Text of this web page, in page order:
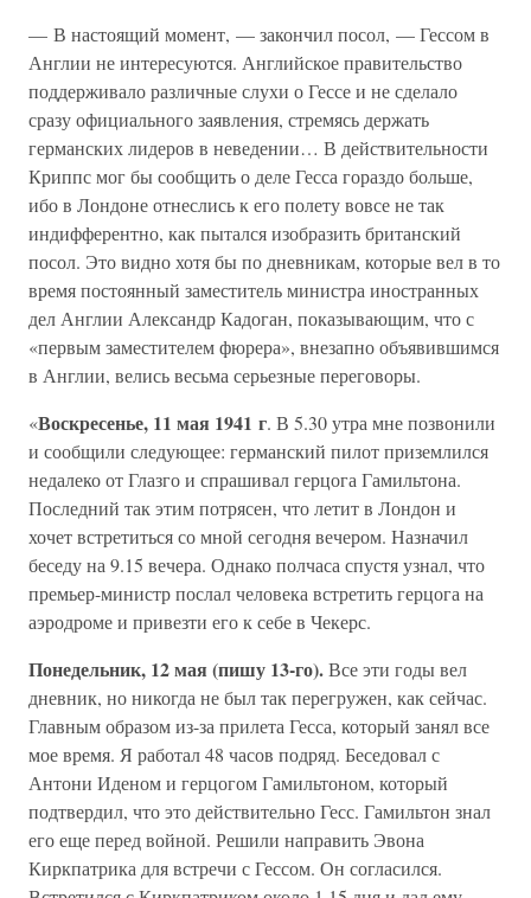
— В настоящий момент, — закончил посол, — Гессом в
Англии не интересуются. Английское правительство
поддерживало различные слухи о Гессе и не сделало
сразу официального заявления, стремясь держать
германских лидеров в неведении… В действительности
Криппс мог бы сообщить о деле Гесса гораздо больше,
ибо в Лондоне отнеслись к его полету вовсе не так
индифферентно, как пытался изобразить британский
посол. Это видно хотя бы по дневникам, которые вел в то
время постоянный заместитель министра иностранных
дел Англии Александр Кадоган, показывающим, что с
«первым заместителем фюрера», внезапно объявившимся
в Англии, велись весьма серьезные переговоры.
«Воскресенье, 11 мая 1941 г. В 5.30 утра мне позвонили
и сообщили следующее: германский пилот приземлился
недалеко от Глазго и спрашивал герцога Гамильтона.
Последний так этим потрясен, что летит в Лондон и
хочет встретиться со мной сегодня вечером. Назначил
беседу на 9.15 вечера. Однако полчаса спустя узнал, что
премьер-министр послал человека встретить герцога на
аэродроме и привезти его к себе в Чекерс.
Понедельник, 12 мая (пишу 13-го).Все эти годы вел
дневник, но никогда не был так перегружен, как сейчас.
Главным образом из-за прилета Гесса, который занял все
мое время. Я работал 48 часов подряд. Беседовал с
Антони Иденом и герцогом Гамильтоном, который
подтвердил, что это действительно Гесс. Гамильтон знал
его еще перед войной. Решили направить Эвона
Киркпатрика для встречи с Гессом. Он согласился.